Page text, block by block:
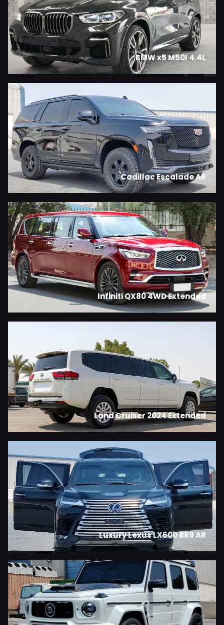
BMW x5 M50I 4.4L
Cadillac Escalade AR
Infiniti QX80 4WD Extended
Land Cruiser 2024 Extended
Luxury Lexus LX600 BR9 AR